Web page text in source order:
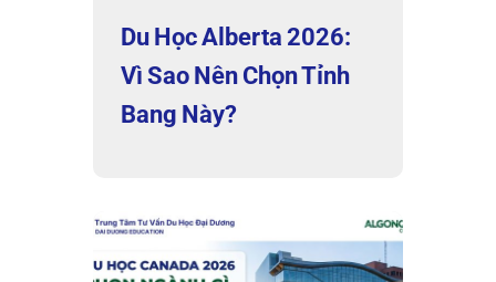
Du Học Alberta 2026:
Vì Sao Nên Chọn Tỉnh
Bang Này?